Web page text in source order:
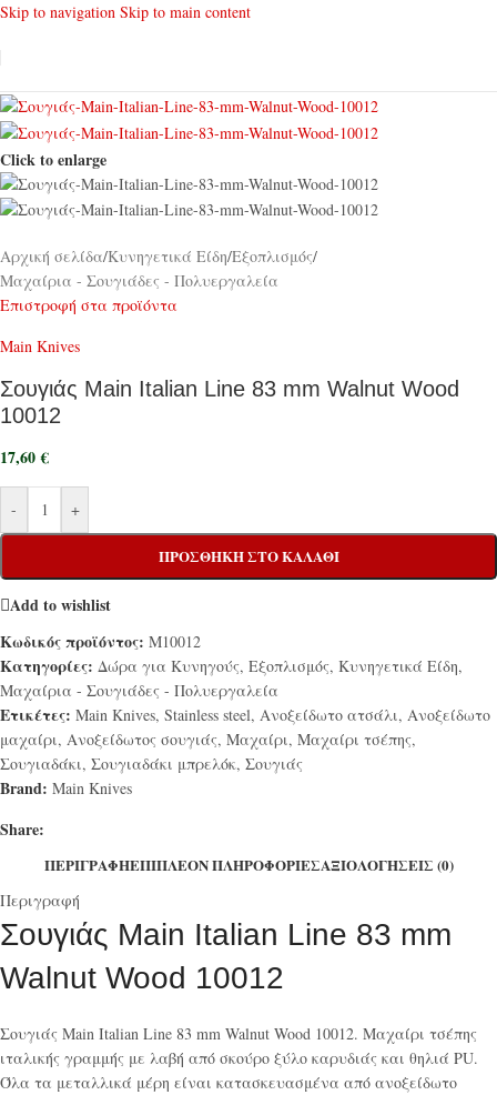
Skip to navigation Skip to main content
Click to enlarge
Αρχική σελίδα/Κυνηγετικά Είδη/Εξοπλισμός/
Μαχαίρια - Σουγιάδες - Πολυεργαλεία
Επιστροφή στα προϊόντα
Main Knives
Σουγιάς Main Italian Line 83 mm Walnut Wood
10012
17,60€
- +
ΠΡΟΣΘΉΚΗ ΣΤΟ ΚΑΛΆΘΙ
Add to wishlist
Κωδικός προϊόντος: M10012
Κατηγορίες: Δώρα για Κυνηγούς, Εξοπλισμός, Κυνηγετικά Είδη,
Μαχαίρια - Σουγιάδες - Πολυεργαλεία
Ετικέτες: Main Knives, Stainless steel, Ανοξείδωτο ατσάλι, Ανοξείδωτο
μαχαίρι, Ανοξείδωτος σουγιάς, Μαχαίρι, Μαχαίρι τσέπης,
Σουγιαδάκι, Σουγιαδάκι μπρελόκ, Σουγιάς
Brand: Main Knives
Share:
ΠΕΡΙΓΡΑΦΉΕΠΙΠΛΈΟΝ ΠΛΗΡΟΦΟΡΊΕΣΑΞΙΟΛΟΓΉΣΕΙΣ (0)
Περιγραφή
Σουγιάς Main Italian Line 83 mm
Walnut Wood 10012
Σουγιάς Main Italian Line 83 mm Walnut Wood 10012. Μαχαίρι τσέπης
ιταλικής γραμμής με λαβή από σκούρο ξύλο καρυδιάς και θηλιά PU.
Όλα τα μεταλλικά μέρη είναι κατασκευασμένα από ανοξείδωτο